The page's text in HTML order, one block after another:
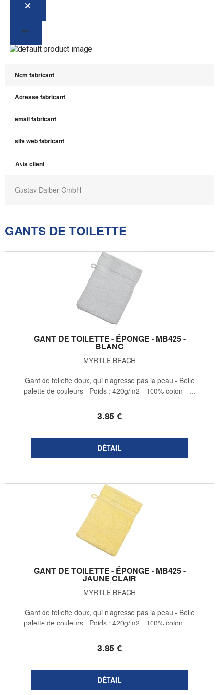
Nom fabricant
Adresse fabricant
email fabricant
site web fabricant
Avis client
Gustav Daiber GmbH
GANTS DE TOILETTE
GANT DE TOILETTE - ÉPONGE - MB425 -
BLANC
MYRTLE BEACH
3.85€
Gant de toilette doux, qui n'agresse pas la peau - Belle
palette de couleurs - Poids : 420g/m2 - 100% coton - ...
GANT DE TOILETTE - ÉPONGE - MB425 -
JAUNE CLAIR
MYRTLE BEACH
3.85€
Gant de toilette doux, qui n'agresse pas la peau - Belle
palette de couleurs - Poids : 420g/m2 - 100% coton - ...